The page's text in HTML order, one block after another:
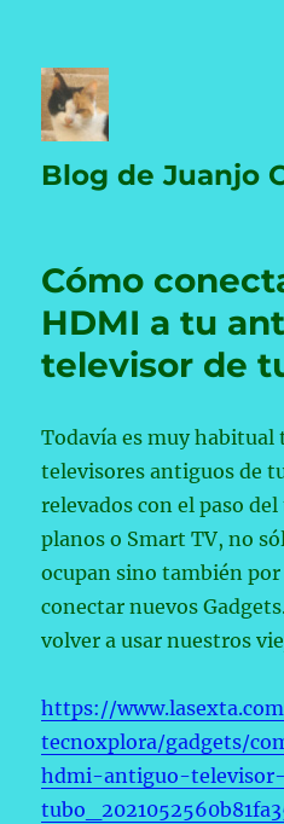
Blog de Juanjo
Cómo
HDMI a tu
televisor de
Todavía es muy habitual
televisores antiguos de
relevados con el paso
planos o Smart TV, no
ocupan sino también
conectar nuevos
volver a usar nuestros
https://
tecnoxplora/gadgets/
hdmi-antiguo-televisor-